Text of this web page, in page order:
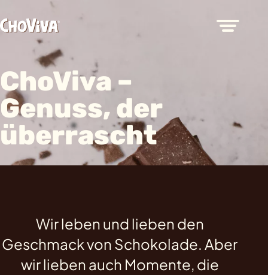
ChoViva –
Genuss, der
überrascht
Wir leben und lieben den
Geschmack von Schokolade. Aber
wir lieben auch Momente, die